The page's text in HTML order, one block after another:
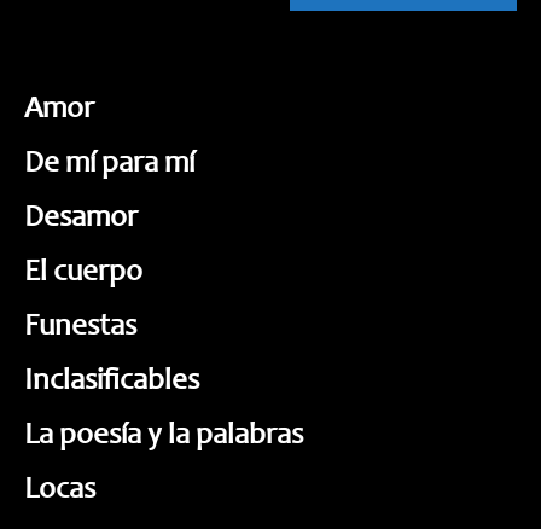
Amor
De mí para mí
Desamor
El cuerpo
Funestas
Inclasificables
La poesía y la palabras
Locas